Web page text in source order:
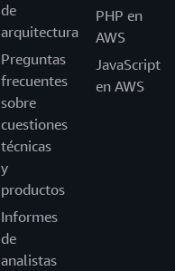
de
arquitectura
Preguntas
frecuentes
sobre
cuestiones
técnicas
y
productos
Informes
de
analistas
PHP en
AWS
JavaScript
en AWS